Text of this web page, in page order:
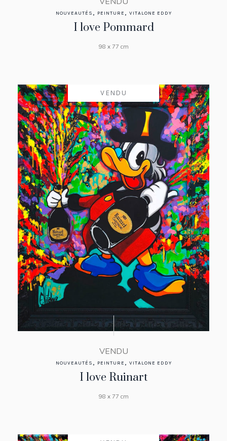
NOUVEAUTÉS , PEINTURE , VITALONE EDDY
I love Pommard
98 x 77 cm
VENDU
VENDU
NOUVEAUTÉS , PEINTURE , VITALONE EDDY
I love Ruinart
98 x 77 cm